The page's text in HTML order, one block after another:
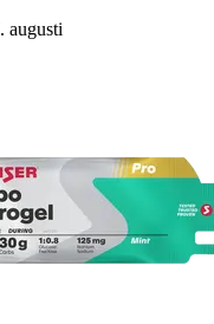
augusti